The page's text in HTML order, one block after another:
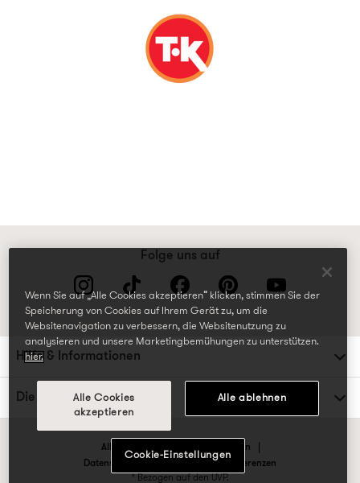
Folge uns auf
Hilfe & Informationen
Die TK Maxx Familie
Allgemeine Geschäftsbedingungen
Datenschutzrichtlinien & Cookie-Präferenzen
* Bezogen auf den UVP.
Wenn Sie auf „Alle Cookies akzeptieren“ klicken, stimmen Sie der
Speicherung von Cookies auf Ihrem Gerät zu, um die
Websitenavigation zu verbessern, die Websitenutzung zu
analysieren und unsere Marketingbemühungen zu unterstützen.
hier.
Alle Cookies
akzeptieren
Alle ablehnen
Cookie-Einstellungen